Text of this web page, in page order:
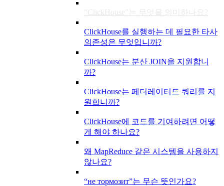
"ClickHouse"는 무엇을 의미하나요?
ClickHouse를 실행하는 데 필요한 타사
의존성은 무엇입니까?
ClickHouse는 분산 JOIN을 지원합니
까?
ClickHouse는 페더레이티드 쿼리를 지
원합니까?
ClickHouse에 코드를 기여하려면 어떻
게 해야 하나요?
왜 MapReduce 같은 시스템을 사용하지
않나요?
“не тормозит”는 무슨 뜻인가요?